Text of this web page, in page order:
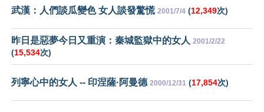
武漢：人們談瓜變色 女人談發驚慌 2001/7/4 (12,349次)
昨日是惡夢今日又重演：秦城監獄中的女人 2001/2/22
(15,534次)
列寧心中的女人 -- 印涅薩·阿曼德 2000/12/31 (17,854次)